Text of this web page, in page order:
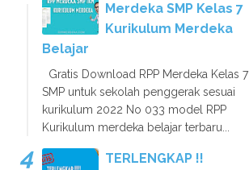
Merdeka SMP Kelas 7
Kurikulum Merdeka
Belajar
Gratis Download RPP Merdeka Kelas 7
SMP untuk sekolah penggerak sesuai
kurikulum 2022 No 033 model RPP
Kurikulum merdeka belajar terbaru...
TERLENGKAP !!